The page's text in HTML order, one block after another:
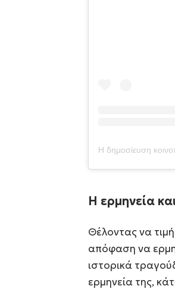
Η ερμηνεία
Θέλοντας να
απόφαση να
ιστορικά
ερμηνεία της,